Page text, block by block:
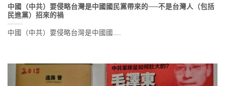
中國（中共）要侵略台灣是中國國民黨帶來的──不是台灣人（包括
民進黨）招來的禍
中國（中共）要侵略台灣是中國國....